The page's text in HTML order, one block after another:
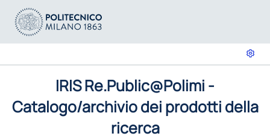
IRIS Re.Public@Polimi -
Catalogo/archivio dei prodotti della
ricerca